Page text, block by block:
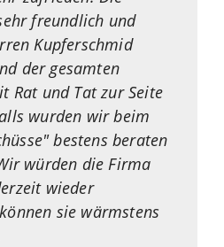
freundlich und
Kupferschmid
der gesamten
Rat und Tat zur Seite
wurden wir beim
bestens beraten
würden die Firma
wieder
sie wärmstens